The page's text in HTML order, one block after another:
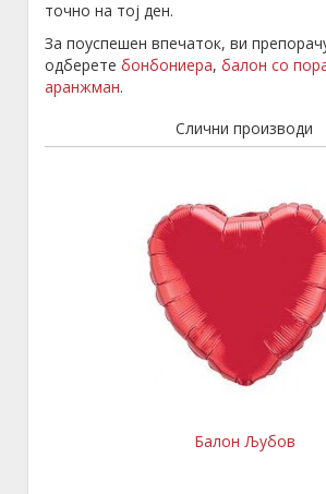
точно на тој ден.
За поуспешен впечаток, ви
одберете бонбониера, балон со
аранжман.
Слични производи
Балон Љубов